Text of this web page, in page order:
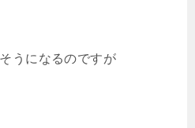
うになるのですが